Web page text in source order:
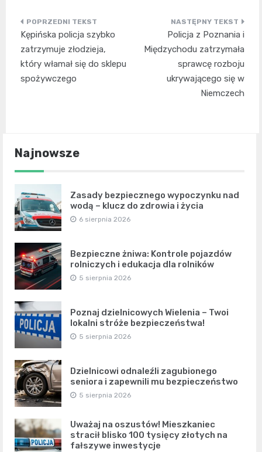
Nawigacja
wpisu
Kępińska policja szybko
zatrzymuje złodzieja,
który włamał się do sklepu
spożywczego
Policja z Poznania i
Międzychodu zatrzymała
sprawcę rozboju
ukrywającego się w
Niemczech
Najnowsze
Zasady bezpiecznego wypoczynku nad
wodą – klucz do zdrowia i życia
6 sierpnia 2026
Bezpieczne żniwa: Kontrole pojazdów
rolniczych i edukacja dla rolników
5 sierpnia 2026
Poznaj dzielnicowych Wielenia – Twoi
lokalni stróże bezpieczeństwa!
5 sierpnia 2026
Dzielnicowi odnaleźli zagubionego
seniora i zapewnili mu bezpieczeństwo
5 sierpnia 2026
Uważaj na oszustów! Mieszkaniec
stracił blisko 100 tysięcy złotych na
fałszywe inwestycje